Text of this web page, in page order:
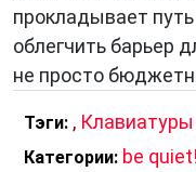
Роль
современном
повсеместно – от
прокладывает
облегчить барьер
не просто
Тэги: , Клавиатуры
Категории: be quiet!